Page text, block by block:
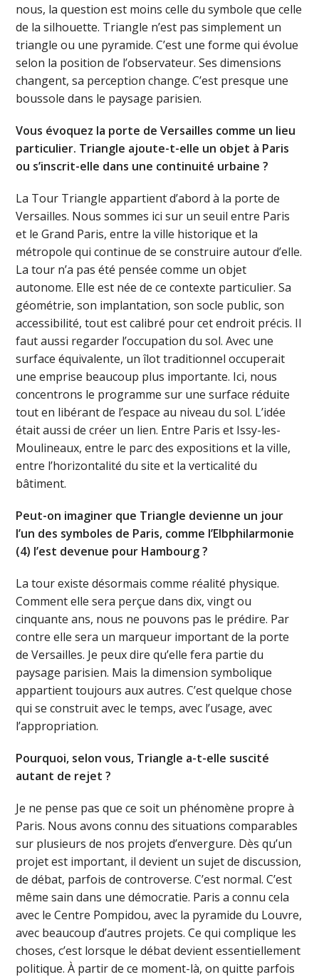
nous, la question est moins celle du symbole que celle
de la silhouette. Triangle n’est pas simplement un
triangle ou une pyramide. C’est une forme qui évolue
selon la position de l’observateur. Ses dimensions
changent, sa perception change. C’est presque une
boussole dans le paysage parisien.
Vous évoquez la porte de Versailles comme un lieu
particulier. Triangle ajoute-t-elle un objet à Paris
ou s’inscrit-elle dans une continuité urbaine ?
La Tour Triangle appartient d’abord à la porte de
Versailles. Nous sommes ici sur un seuil entre Paris
et le Grand Paris, entre la ville historique et la
métropole qui continue de se construire autour d’elle.
La tour n’a pas été pensée comme un objet
autonome. Elle est née de ce contexte particulier. Sa
géométrie, son implantation, son socle public, son
accessibilité, tout est calibré pour cet endroit précis. Il
faut aussi regarder l’occupation du sol. Avec une
surface équivalente, un îlot traditionnel occuperait
une emprise beaucoup plus importante. Ici, nous
concentrons le programme sur une surface réduite
tout en libérant de l’espace au niveau du sol. L’idée
était aussi de créer un lien. Entre Paris et Issy-les-
Moulineaux, entre le parc des expositions et la ville,
entre l’horizontalité du site et la verticalité du
bâtiment.
Peut-on imaginer que Triangle devienne un jour
l’un des symboles de Paris, comme l’Elbphilarmonie
(4) l’est devenue pour Hambourg ?
La tour existe désormais comme réalité physique.
Comment elle sera perçue dans dix, vingt ou
cinquante ans, nous ne pouvons pas le prédire. Par
contre elle sera un marqueur important de la porte
de Versailles. Je peux dire qu’elle fera partie du
paysage parisien. Mais la dimension symbolique
appartient toujours aux autres. C’est quelque chose
qui se construit avec le temps, avec l’usage, avec
l’appropriation.
Pourquoi, selon vous, Triangle a-t-elle suscité
autant de rejet ?
Je ne pense pas que ce soit un phénomène propre à
Paris. Nous avons connu des situations comparables
sur plusieurs de nos projets d’envergure. Dès qu’un
projet est important, il devient un sujet de discussion,
de débat, parfois de controverse. C’est normal. C’est
même sain dans une démocratie. Paris a connu cela
avec le Centre Pompidou, avec la pyramide du Louvre,
avec beaucoup d’autres projets. Ce qui complique les
choses, c’est lorsque le débat devient essentiellement
politique. À partir de ce moment-là, on quitte parfois